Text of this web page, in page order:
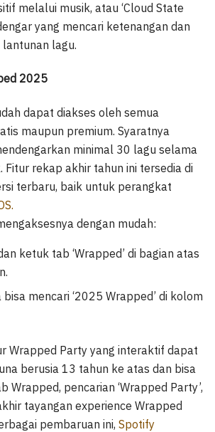
melalui musik, atau ‘Cloud State
yang mencari ketenangan dan
lagu.
2025
dapat diakses oleh semua
maupun premium. Syaratnya
minimal 30 lagu selama
Fitur rekap akhir tahun ini tersedia di
terbaru, baik untuk perangkat
dengan mudah:
ketuk tab ‘Wrapped’ di bagian atas
bisa mencari ‘2025 Wrapped’ di kolom
Wrapped Party yang interaktif dapat
berusia 13 tahun ke atas dan bisa
Wrapped, pencarian ‘Wrapped Party’,
tayangan experience Wrapped
pembaruan ini, Spotify